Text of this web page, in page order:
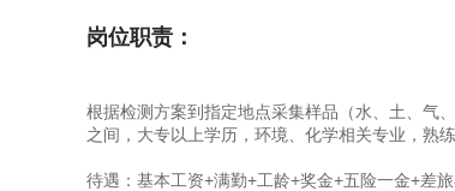
岗位职责：
根据检测方案到指定地点采集样品（水、土、气
之间，大专以上学历，环境、化学相关专业，熟
待遇：基本工资+满勤+工龄+奖金+五险一金+差旅